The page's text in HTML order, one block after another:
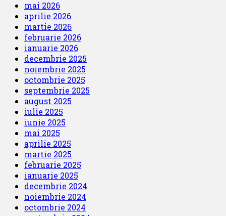
mai 2026
aprilie 2026
martie 2026
februarie 2026
ianuarie 2026
decembrie 2025
noiembrie 2025
octombrie 2025
septembrie 2025
august 2025
iulie 2025
iunie 2025
mai 2025
aprilie 2025
martie 2025
februarie 2025
ianuarie 2025
decembrie 2024
noiembrie 2024
octombrie 2024